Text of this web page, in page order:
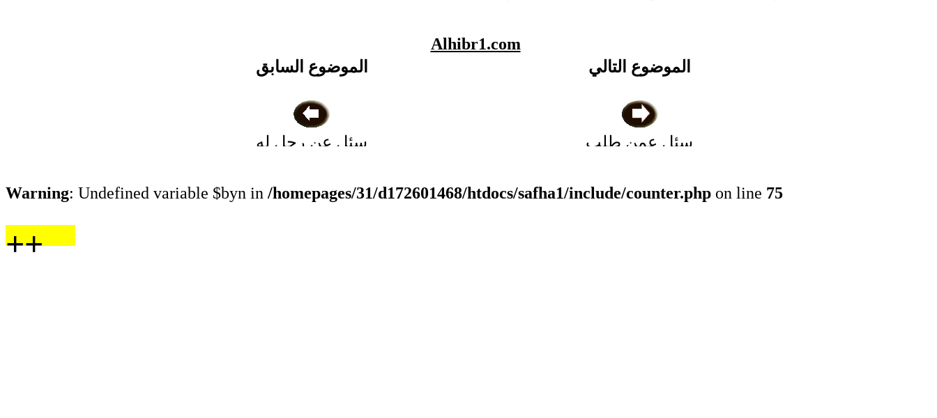
الموضوع التالي
سئل عمن طلب
Alhibr1.com
الموضوع السابق
سئل عن رجل له
Warning: Undefined variable $byn in /homepages/31/d172601468/htdocs/safha1/include/counter.php on line 75
++